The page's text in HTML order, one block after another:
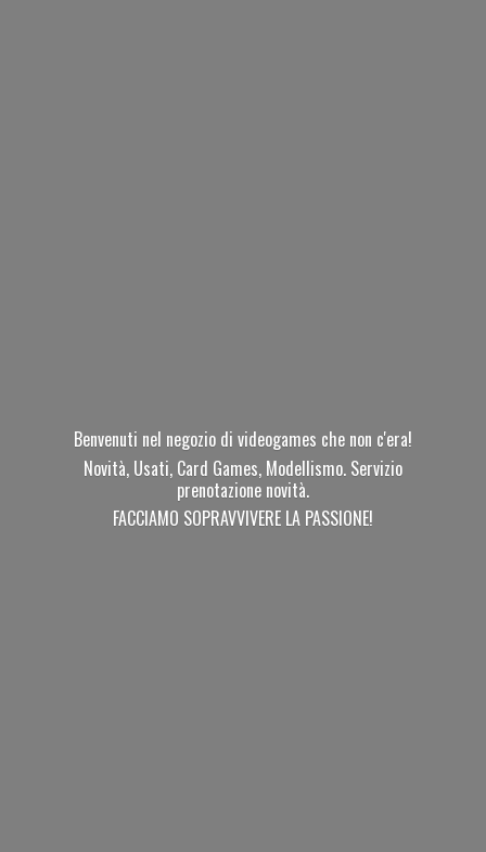
Benvenuti nel negozio di videogames che non c'era!
Novità, Usati, Card Games, Modellismo. Servizio
prenotazione novità.
FACCIAMO SOPRAVVIVERE LA PASSIONE!